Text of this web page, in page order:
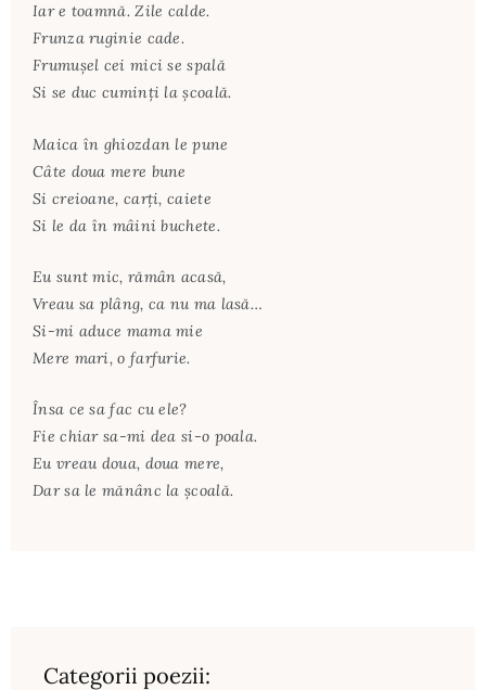
Iar e toamnă. Zile calde.
Frunza ruginie cade.
Frumușel cei mici se spală
Si se duc cuminți la școală.
Maica în ghiozdan le pune
Câte doua mere bune
Si creioane, carți, caiete
Si le da în mâini buchete.
Eu sunt mic, rămân acasă,
Vreau sa plâng, ca nu ma lasă…
Si-mi aduce mama mie
Mere mari, o farfurie.
Însa ce sa fac cu ele?
Fie chiar sa-mi dea si-o poala.
Eu vreau doua, doua mere,
Dar sa le mănânc la școală.
Categorii poezii: